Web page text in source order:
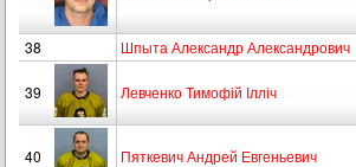
38 Шпыта Александр Александрович
39 Левченко Тимофій Ілліч
40 Пяткевич Андрей Евгеньевич